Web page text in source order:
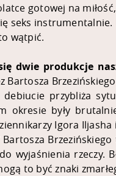
gotowej na
instrumentalnie.
wątpić.
dwie produkcje
Bartosza
przybliża
okresie były
Igora
Bartosza
wyjaśnienia rzeczy.
to być znaki